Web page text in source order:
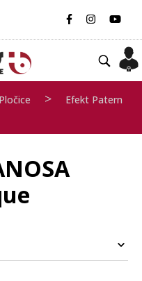
Pločice > Efekt Patern